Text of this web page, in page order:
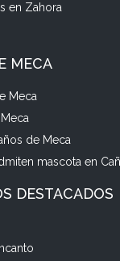
en Zahora
MECA
Meca
de Meca
mascota en
DESTACADOS